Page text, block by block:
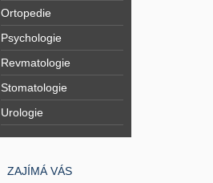
Ortopedie
Psychologie
Revmatologie
Stomatologie
Urologie
ZAJÍMÁ VÁS